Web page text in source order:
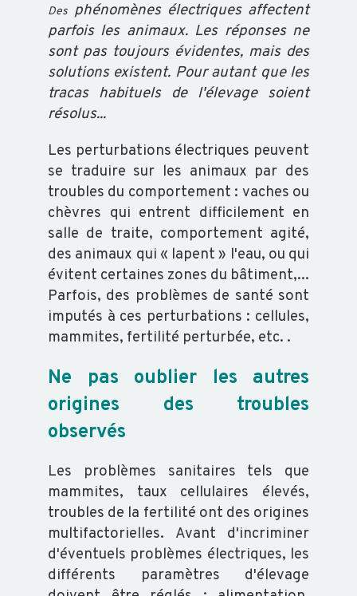
BOVIN
CAPRIN
PORCIN
EQUIN
VOLAILLE
POISSON
ABEILLE
TRANSFORMATION
ACTUALITÉS
Des phénomènes électriques affectent
parfois les animaux. Les réponses ne
sont pas toujours évidentes, mais des
solutions existent. Pour autant que les
tracas habituels de l'élevage soient
résolus...
Les perturbations électriques peuvent
se traduire sur les animaux par des
troubles du comportement : vaches ou
chèvres qui entrent difficilement en
salle de traite, comportement agité,
des animaux qui « lapent » l'eau, ou qui
évitent certaines zones du bâtiment,...
Parfois, des problèmes de santé sont
imputés à ces perturbations : cellules,
mammites, fertilité perturbée, etc. .
Ne pas oublier les autres
origines des troubles
observés
Les problèmes sanitaires tels que
mammites, taux cellulaires élevés,
troubles de la fertilité ont des origines
multifactorielles. Avant d'incriminer
d'éventuels problèmes électriques, les
différents paramètres d'élevage